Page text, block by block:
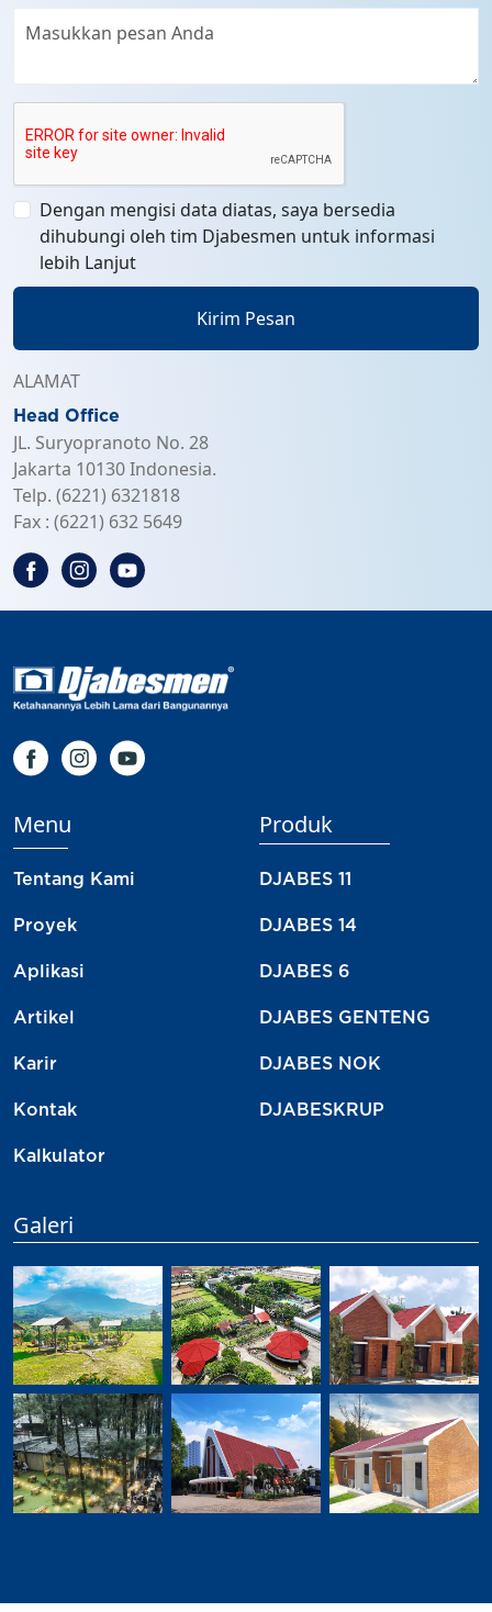
Dengan mengisi data diatas, saya bersedia
dihubungi oleh tim Djabesmen untuk informasi
lebih Lanjut
Kirim Pesan
ALAMAT
Head Office
JL. Suryopranoto No. 28
Jakarta 10130 Indonesia.
Telp. (6221) 6321818
Fax : (6221) 632 5649
Menu
Tentang Kami
Proyek
Aplikasi
Artikel
Karir
Kontak
Kalkulator
Produk
DJABES 11
DJABES 14
DJABES 6
DJABES GENTENG
DJABES NOK
DJABESKRUP
Galeri